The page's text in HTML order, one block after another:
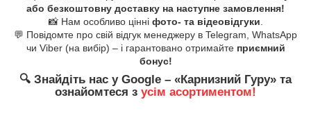
або безкоштовну доставку на наступне замовлення!
📸 Нам особливо цінні фото- та відеовідгуки.
💬 Повідомте про свій відгук менеджеру в Telegram, WhatsApp
чи Viber (на вибір) – і гарантовано отримайте приємний
бонус!
🔍 Знайдіть нас у Google – «Карнизний Гуру» та
ознайомтеся з усім асортиментом!